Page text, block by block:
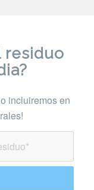
residuo
incluiremos en